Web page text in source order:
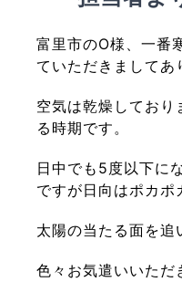
富里市のO様、一番
ていただきましてあ
空気は乾燥しており
る時期です。
日中でも5度以下に
ですが日向はポカポ
太陽の当たる面を追
色々お気遣いいただ